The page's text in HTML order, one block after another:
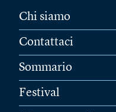
Chi siamo
Contattaci
Sommario
Festival